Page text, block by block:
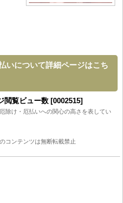
いについて詳細ページはこち
閲覧ビュー数 [0002515]
除け・厄払いへの関心の高さを表してい
コンテンツは無断転載禁止